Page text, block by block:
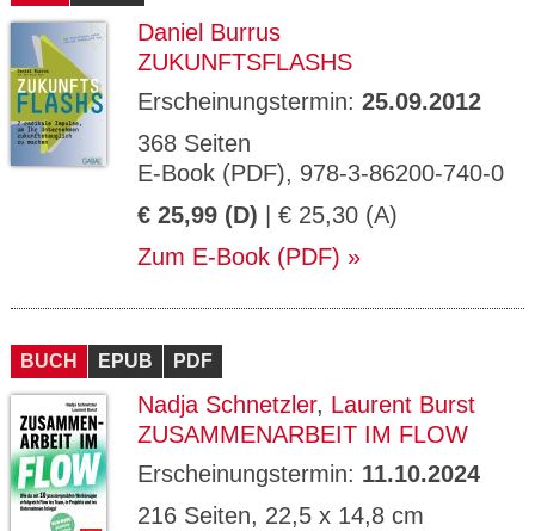
Daniel Burrus
ZUKUNFTSFLASHS
Erscheinungstermin: 25.09.2012
368 Seiten
E-Book (PDF), 978-3-86200-740-0
€ 25,99 (D) | € 25,30 (A)
Zum E-Book (PDF)
BUCH EPUB PDF
Nadja Schnetzler, Laurent Burst
ZUSAMMENARBEIT IM FLOW
Erscheinungstermin: 11.10.2024
216 Seiten, 22,5 x 14,8 cm